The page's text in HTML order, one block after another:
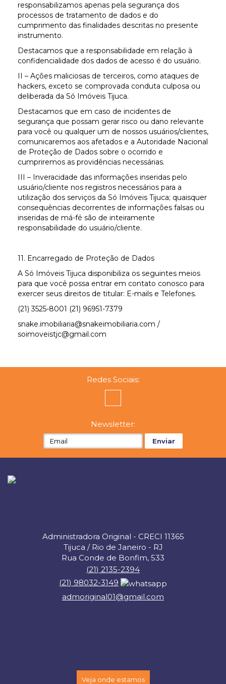
responsabilizamos apenas pela segurança dos
processos de tratamento de dados e do
cumprimento das finalidades descritas no presente
instrumento.
Destacamos que a responsabilidade em relação à
confidencialidade dos dados de acesso é do usuário.
II – Ações maliciosas de terceiros, como ataques de
hackers, exceto se comprovada conduta culposa ou
deliberada da Só Imóveis Tijuca.
Destacamos que em caso de incidentes de
segurança que possam gerar risco ou dano relevante
para você ou qualquer um de nossos usuários/clientes,
comunicaremos aos afetados e a Autoridade Nacional
de Proteção de Dados sobre o ocorrido e
cumpriremos as providências necessárias.
III – Inveracidade das informações inseridas pelo
usuário/cliente nos registros necessários para a
utilização dos serviços da Só Imóveis Tijuca; quaisquer
consequências decorrentes de informações falsas ou
inseridas de má-fé são de inteiramente
responsabilidade do usuário/cliente.
11. Encarregado de Proteção de Dados
A Só Imóveis Tijuca disponibiliza os seguintes meios
para que você possa entrar em contato conosco para
exercer seus direitos de titular: E-mails e Telefones.
(21) 3525-8001 (21) 96951-7379
snake.imobiliaria@snakeimobiliaria.com /
soimoveistjc@gmail.com
Redes Sociais:
Newsletter:
Administradora Original - CRECI 11365
Tijuca / Rio de Janeiro - RJ
Rua Conde de Bonfim, 533
(21) 2135-2394
(21) 98032-3149
admoriginal01@gmail.com
Veja onde estamos